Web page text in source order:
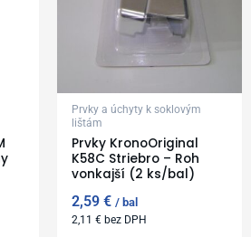
Prvky a úchyty k soklovým
lištám
Prvky KronoOriginal
K58C Striebro – Roh
vonkajší (2 ks/bal)
2,59€ bal
2,11€ bez DPH